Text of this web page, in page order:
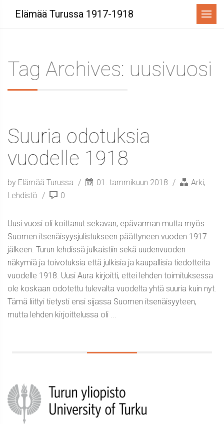
Elämää Turussa 1917-1918 Menu
Tag Archives: uusivuosi
Suuria odotuksia
vuodelle 1918
by Elämää Turussa 01. tammikuun 2018 Arki,
Lehdistö
0
Uusi vuosi oli koittanut sekavan, epävarman mutta myös
Suomen itsenäisyysjulistukseen päättyneen vuoden 1917
jälkeen. Turun lehdissä julkaistiin sekä uudenvuoden
näkymiä ja toivotuksia että julkisia ja kaupallisia tiedotteita
vuodelle 1918. Uusi Aura kirjoitti, ettei lehden toimituksessa
ole koskaan odotettu tulevalta vuodelta yhtä suuria kuin nyt.
Tämä liittyi tietysti ensi sijassa Suomen itsenäisyyteen,
mutta lehden kirjoittelussa oli ...
Sidebar